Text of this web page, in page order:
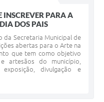
INSCREVER PARA A
DOS PAIS
da Secretaria Municipal de
abertas para o Arte na
que tem como objetivo
artesãos do município,
divulgação e